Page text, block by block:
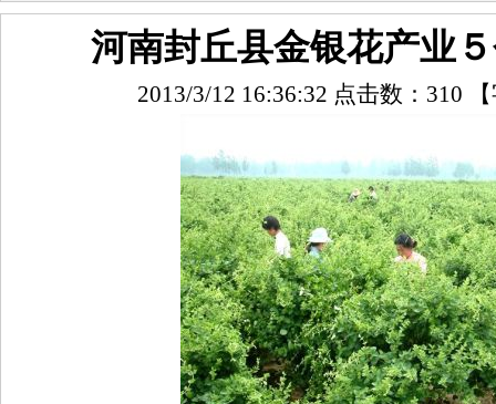
河南封丘县金银花产业
2013/3/12 16:36:32 点击数： 310